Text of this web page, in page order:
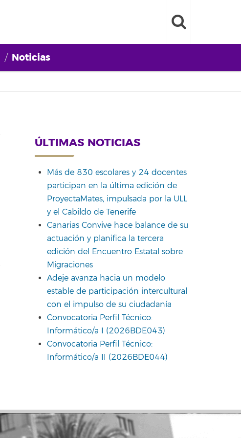
Noticias
ÚLTIMAS NOTICIAS
Más de 830 escolares y 24 docentes
participan en la última edición de
ProyectaMates, impulsada por la ULL
y el Cabildo de Tenerife
Canarias Convive hace balance de su
actuación y planifica la tercera
edición del Encuentro Estatal sobre
Migraciones
Adeje avanza hacia un modelo
estable de participación intercultural
con el impulso de su ciudadanía
Convocatoria Perfil Técnico:
Informático/a I (2026BDE043)
Convocatoria Perfil Técnico:
Informático/a II (2026BDE044)